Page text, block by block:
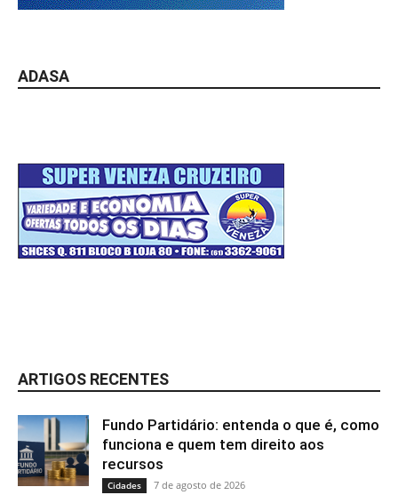
ADASA
ARTIGOS RECENTES
Fundo Partidário: entenda o que é, como
funciona e quem tem direito aos
recursos
Cidades 7 de agosto de 2026